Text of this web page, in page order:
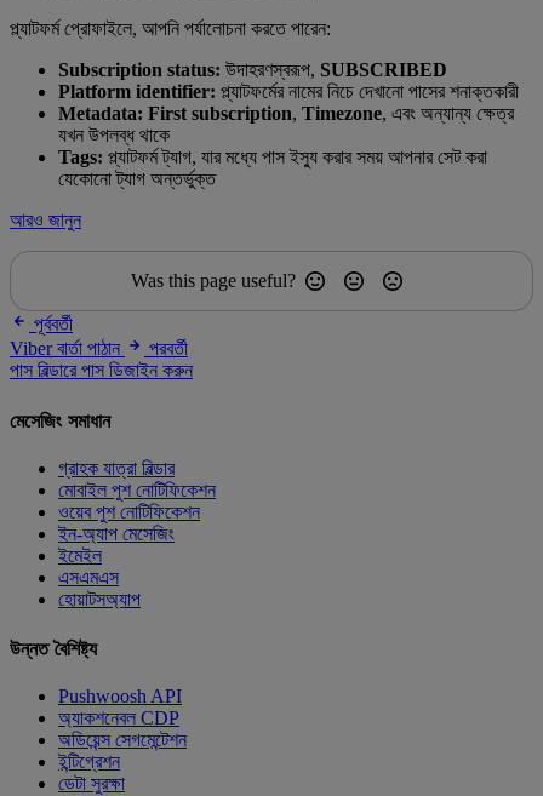
প্ল্যাটফর্ম প্রোফাইলে, আপনি পর্যালোচনা করতে পারেন:
Subscription status: উদাহরণস্বরূপ, SUBSCRIBED
Platform identifier: প্ল্যাটফর্মের নামের নিচে দেখানো পাসের শনাক্তকারী
Metadata: First subscription, Timezone, এবং অন্যান্য ক্ষেত্র
যখন উপলব্ধ থাকে
Tags: প্ল্যাটফর্ম ট্যাগ, যার মধ্যে পাস ইস্যু করার সময় আপনার সেট করা
যেকোনো ট্যাগ অন্তর্ভুক্ত
আরও জানুন
Was this page useful?
পূর্ববর্তী
Viber বার্তা পাঠান
পরবর্তী
পাস বিল্ডারে পাস ডিজাইন করুন
মেসেজিং সমাধান
গ্রাহক যাত্রা বিল্ডার
মোবাইল পুশ নোটিফিকেশন
ওয়েব পুশ নোটিফিকেশন
ইন-অ্যাপ মেসেজিং
ইমেইল
এসএমএস
হোয়াটসঅ্যাপ
উন্নত বৈশিষ্ট্য
Pushwoosh API
অ্যাকশনেবল CDP
অডিয়েন্স সেগমেন্টেশন
ইন্টিগ্রেশন
ডেটা সুরক্ষা